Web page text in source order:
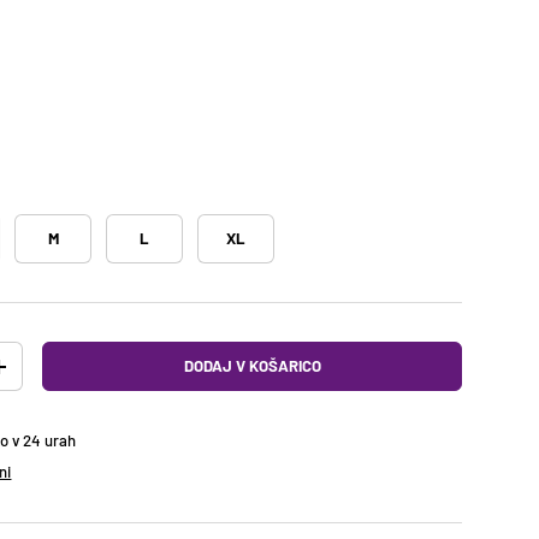
M L XL
KOLIČINO DODAJ V KOŠARICO
v 24 urah